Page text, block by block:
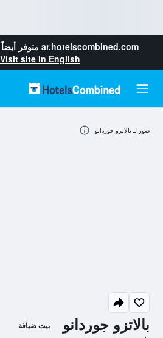
ar.hotelscombined.com متوفر أيضاً
Visit site in English
بالاتزو جوردانو بيت ضيافة
صور لـ بالاتزو جوردانو